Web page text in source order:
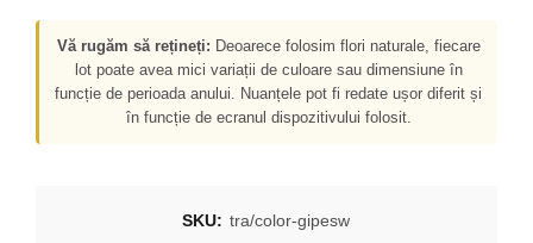
Vă rugăm să rețineți: Deoarece folosim flori naturale, fiecare
lot poate avea mici variații de culoare sau dimensiune în
funcție de perioada anului. Nuanțele pot fi redate ușor diferit și
în funcție de ecranul dispozitivului folosit.
SKU: tra/color-gipesw